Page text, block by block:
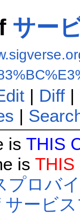
サー
| Diff|
|
is THIS
is THIS
プロバ
サービ